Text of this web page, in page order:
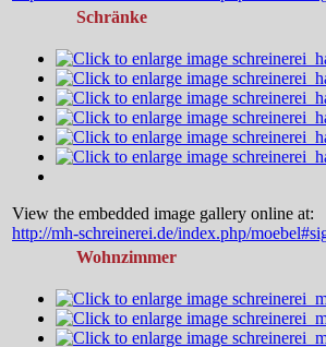
Schränke
View the embedded image gallery online at:
http://mh-schreinerei.de/index.php/
Wohnzimmer